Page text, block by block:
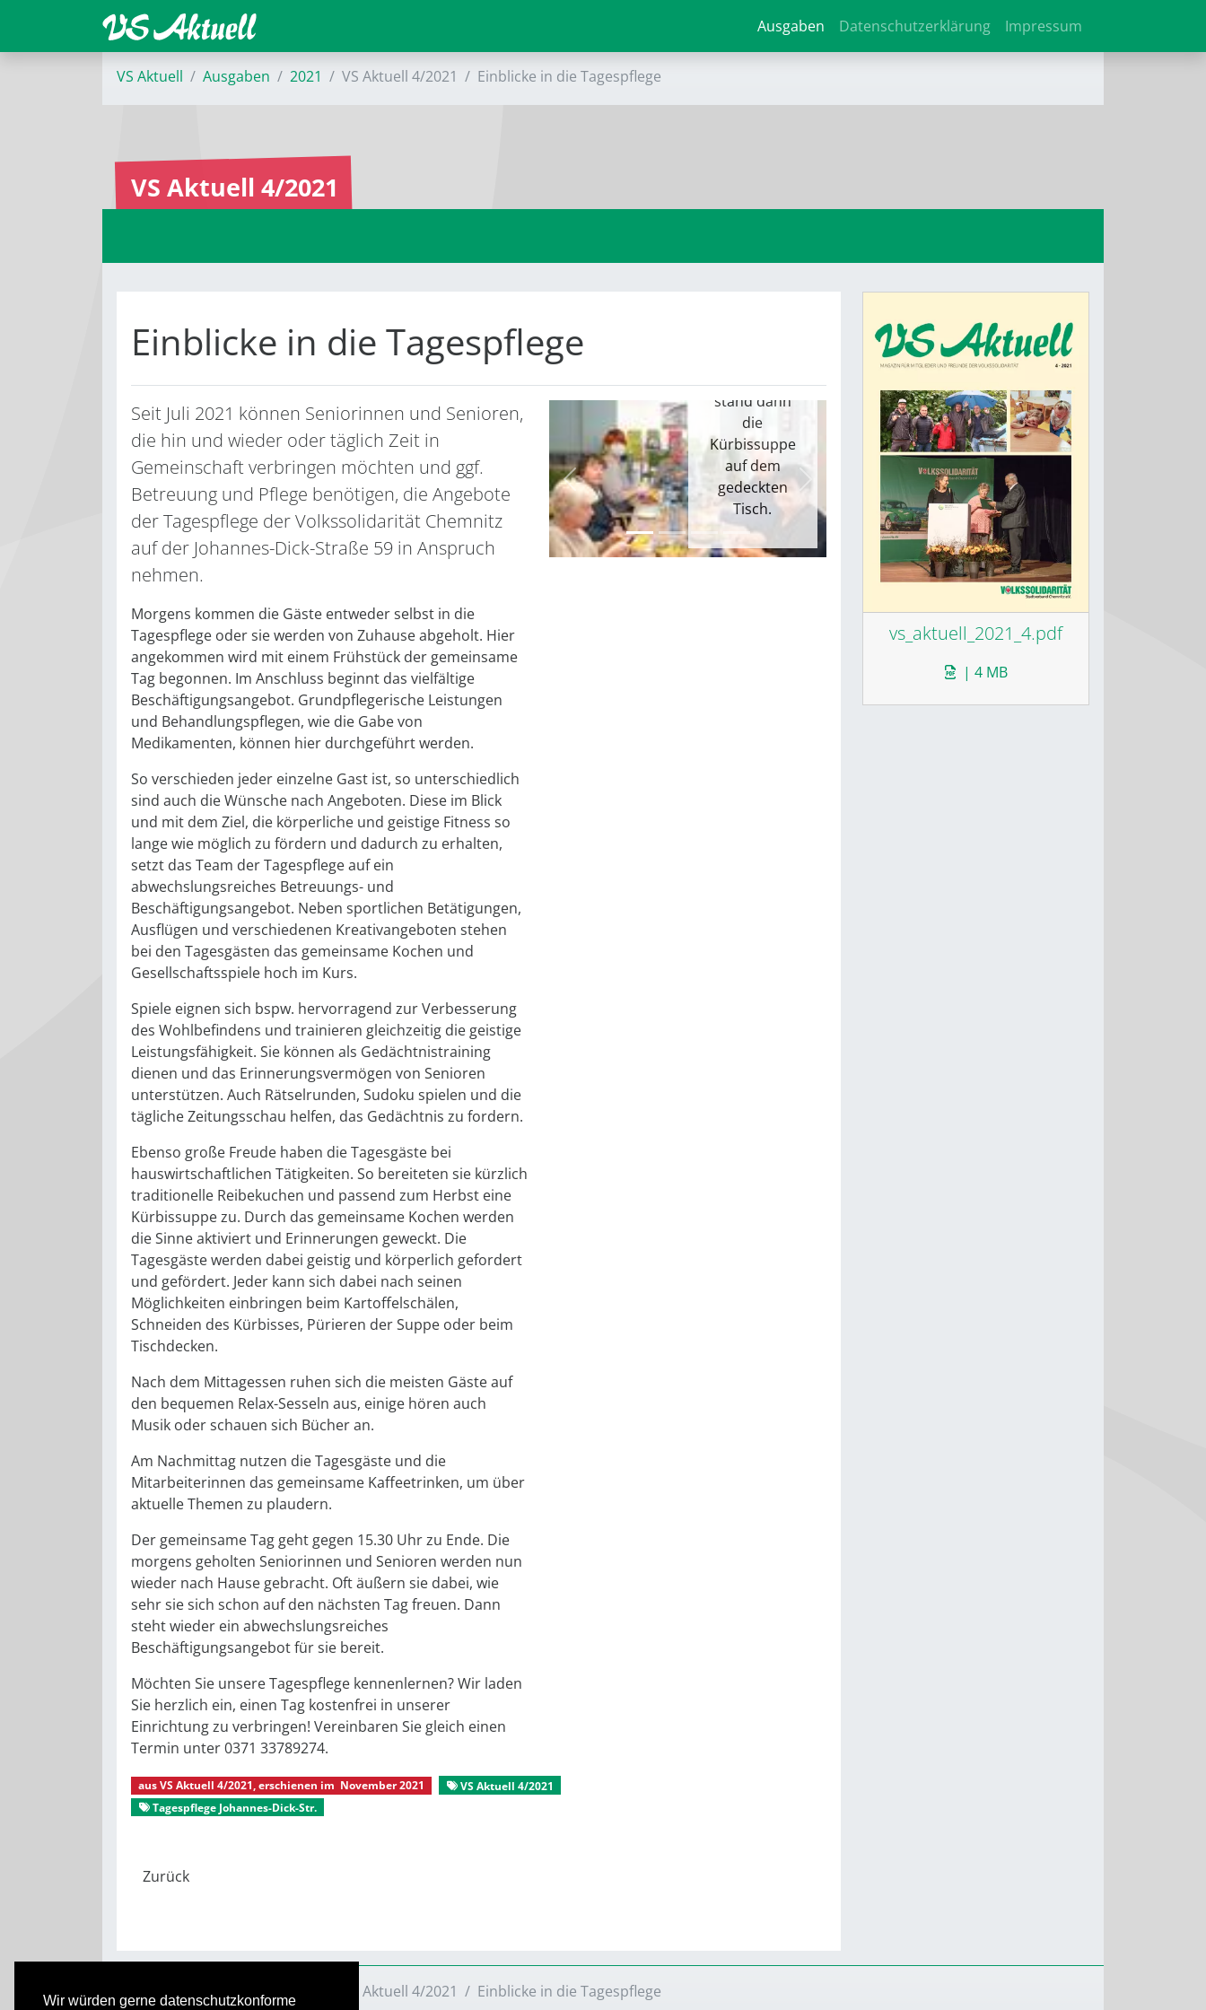
Wir würden gerne datenschutzkonforme
Ausgaben Datenschutzerklärung Impressum
VS Aktuell Ausgaben 2021 VS Aktuell 4/2021 Einblicke in die Tagespflege
VS Aktuell 4/2021
vs_aktuell_2021_4.pdf
| 4 MB
Einblicke in die Tagespflege
Seit Juli 2021 können Seniorinnen und Senioren,
die hin und wieder oder täglich Zeit in
Gemeinschaft verbringen möchten und ggf.
Betreuung und Pflege benötigen, die Angebote
der Tagespflege der Volkssolidarität Chemnitz
auf der Johannes-Dick-Straße 59 in Anspruch
nehmen.
Morgens kommen die Gäste entweder selbst in die
Tagespflege oder sie werden von Zuhause abgeholt. Hier
angekommen wird mit einem Frühstück der gemeinsame
Tag begonnen. Im Anschluss beginnt das vielfältige
Beschäftigungsangebot. Grundpflegerische Leistungen
und Behandlungspflegen, wie die Gabe von
Medikamenten, können hier durchgeführt werden.
So verschieden jeder einzelne Gast ist, so unterschiedlich
sind auch die Wünsche nach Angeboten. Diese im Blick
und mit dem Ziel, die körperliche und geistige Fitness so
lange wie möglich zu fördern und dadurch zu erhalten,
setzt das Team der Tagespflege auf ein
abwechslungsreiches Betreuungs- und
Beschäftigungsangebot. Neben sportlichen Betätigungen,
Ausflügen und verschiedenen Kreativangeboten stehen
bei den Tagesgästen das gemeinsame Kochen und
Gesellschaftsspiele hoch im Kurs.
Spiele eignen sich bspw. hervorragend zur Verbesserung
des Wohlbefindens und trainieren gleichzeitig die geistige
Leistungsfähigkeit. Sie können als Gedächtnistraining
dienen und das Erinnerungsvermögen von Senioren
unterstützen. Auch Rätselrunden, Sudoku spielen und die
tägliche Zeitungsschau helfen, das Gedächtnis zu fordern.
Ebenso große Freude haben die Tagesgäste bei
hauswirtschaftlichen Tätigkeiten. So bereiteten sie kürzlich
traditionelle Reibekuchen und passend zum Herbst eine
Kürbissuppe zu. Durch das gemeinsame Kochen werden
die Sinne aktiviert und Erinnerungen geweckt. Die
Tagesgäste werden dabei geistig und körperlich gefordert
und gefördert. Jeder kann sich dabei nach seinen
Möglichkeiten einbringen beim Kartoffelschälen,
Schneiden des Kürbisses, Pürieren der Suppe oder beim
Tischdecken.
Nach dem Mittagessen ruhen sich die meisten Gäste auf
den bequemen Relax-Sesseln aus, einige hören auch
Musik oder schauen sich Bücher an.
Am Nachmittag nutzen die Tagesgäste und die
Mitarbeiterinnen das gemeinsame Kaffeetrinken, um über
aktuelle Themen zu plaudern.
Der gemeinsame Tag geht gegen 15.30 Uhr zu Ende. Die
morgens geholten Seniorinnen und Senioren werden nun
wieder nach Hause gebracht. Oft äußern sie dabei, wie
sehr sie sich schon auf den nächsten Tag freuen. Dann
steht wieder ein abwechslungsreiches
Beschäftigungsangebot für sie bereit.
Möchten Sie unsere Tagespflege kennenlernen? Wir laden
Sie herzlich ein, einen Tag kostenfrei in unserer
Einrichtung zu verbringen! Vereinbaren Sie gleich einen
Termin unter 0371 33789274.
Zum Mittag
stand dann
die
Kürbissuppe
auf dem
gedeckten
Tisch.
zurück weiter
ausVS Aktuell 4/2021, erschienen im November 2021 VS Aktuell 4/2021
Tagespflege Johannes-Dick-Str.
VS Aktuell Ausgaben VS Aktuell 4/2021 Einblicke in die Tagespflege